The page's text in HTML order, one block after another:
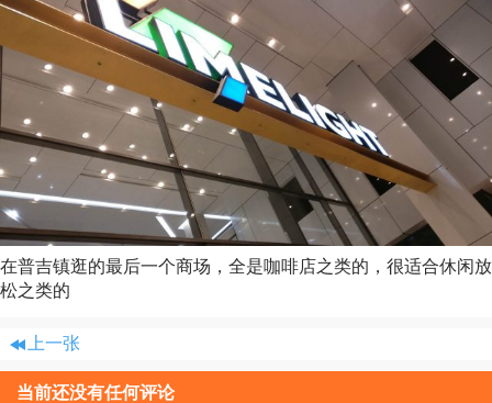
在普吉镇逛的最后一个商场，全是咖啡店之类的，很适合休闲放
松之类的
上一张
当前还没有任何评论